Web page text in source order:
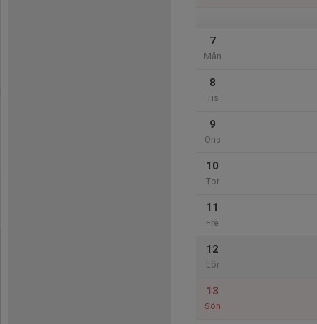
7
Mån
8
Tis
9
Ons
10
Tor
11
Fre
12
Lör
13
Sön